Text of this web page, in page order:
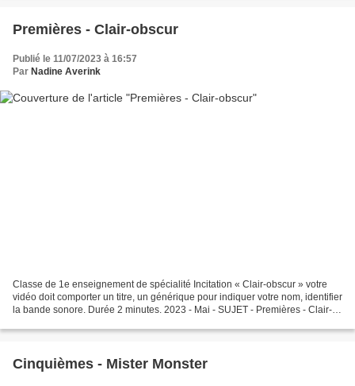
Premières - Clair-obscur
Publié le 11/07/2023 à 16:57
Par Nadine Averink
Classe de 1e enseignement de spécialité Incitation « Clair-obscur » votre
vidéo doit comporter un titre, un générique pour indiquer votre nom, identifier
la bande sonore. Durée 2 minutes. 2023 - Mai - SUJET - Premières - Clair-
Cinquièmes - Mister Monster